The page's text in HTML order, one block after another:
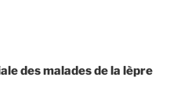
des malades de la lèpre